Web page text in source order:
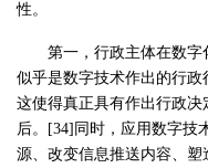
性。
第一，行政主体在数字
似乎是数字技术作出的行政
这使得真正具有作出行政
后。[34]同时，应用数字技
源、改变信息推送内容、